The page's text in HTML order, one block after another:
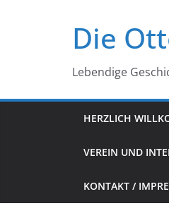
Die
Lebendige
HERZLICH
VEREIN UND
KONTAKT /